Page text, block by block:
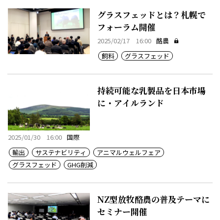
グラスフェッドとは？札幌で
フォーラム開催
2025/02/17 16:00 酪農
飼料
グラスフェッド
持続可能な乳製品を日本市場
に・アイルランド
2025/01/30 16:00 国際
輸出
サステナビリティ
アニマルウェルフェア
グラスフェッド
GHG削減
NZ型放牧酪農の普及テーマに
セミナー開催